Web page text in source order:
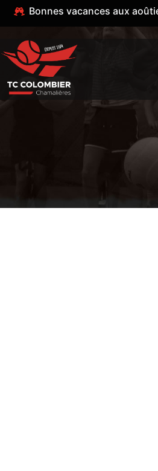
Bonnes vacances aux